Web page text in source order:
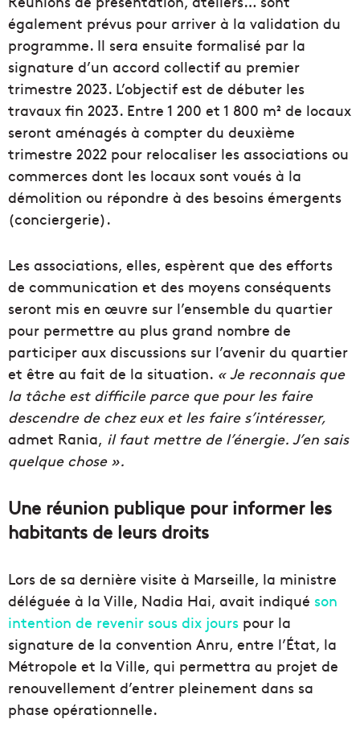
également prévus pour arriver à la validation du
programme. Il sera ensuite formalisé par la
signature d’un accord collectif au premier
trimestre 2023. L’objectif est de débuter les
travaux fin 2023. Entre 1 200 et 1 800 m² de locaux
seront aménagés à compter du deuxième
trimestre 2022 pour relocaliser les associations ou
commerces dont les locaux sont voués à la
démolition ou répondre à des besoins émergents
(conciergerie).
Les associations, elles, espèrent que des efforts
de communication et des moyens conséquents
seront mis en œuvre sur l’ensemble du quartier
pour permettre au plus grand nombre de
participer aux discussions sur l’avenir du quartier
et être au fait de la situation. « Je reconnais que
la tâcheest difficile parce que pour les faire
descendre de chez eux et les faire s’intéresser,
admet Rania, il faut mettre de l’énergie. J’en sais
quelque chose ».
Une réunion publique pour informer les
habitants de leurs droits
Lors de sa dernière visite à Marseille, la ministre
déléguée à la Ville, Nadia Hai, avait indiqué son
intention de revenir sous dix jours pour la
signature de la convention Anru, entre l’État, la
Métropole et la Ville, qui permettra au projet de
renouvellement d’entrer pleinement dans sa
phase opérationnelle.